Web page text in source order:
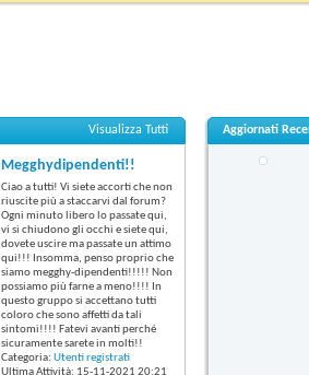
Visualizza Tutti
Megghydipendenti!!
Ciao a tutti! Vi siete accorti che non
riuscite più a staccarvi dal forum?
Ogni minuto libero lo passate qui,
vi si chiudono gli occhi e siete qui,
dovete uscire ma passate un attimo
qui!!! Insomma, penso proprio che
siamo megghy-dipendenti!!!!! Non
possiamo più farne a meno!!!! In
questo gruppo si accettano tutti
coloro che sono affetti da tali
sintomi!!!! Fatevi avanti perché
sicuramente sarete in molti!!
Categoria: Utenti registrati
Ultima Attività: 15-11-2021 20:21
Aggiornati